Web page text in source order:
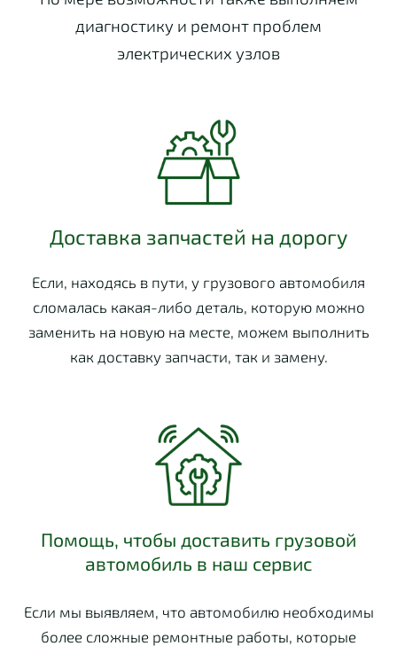
диагностику и ремонт проблем
электрических узлов
Доставка запчастей на дорогу
Если, находясь в пути, у грузового автомобиля
сломалась какая-либо деталь, которую можно
заменить на новую на месте, можем выполнить
как доставку запчасти, так и замену.
Помощь, чтобы доставить грузовой
автомобиль в наш сервис
Если мы выявляем, что автомобилю необходимы
более сложные ремонтные работы, которые